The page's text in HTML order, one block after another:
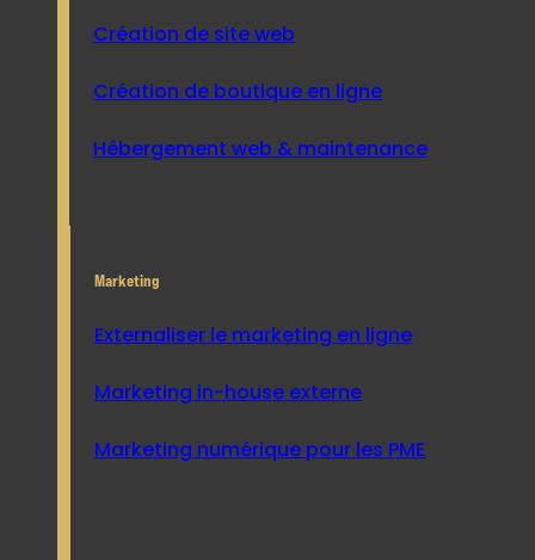
Création de site web
Création de boutique en ligne
Hébergement web & maintenance
Marketing
Externaliser le marketing en ligne
Marketing in-house externe
Marketing numérique pour les PME